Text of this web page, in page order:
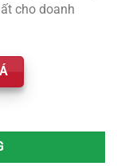
cho doanh
hiệu quả sản xuất